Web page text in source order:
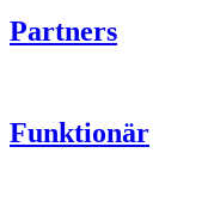
Partners
Funktionär